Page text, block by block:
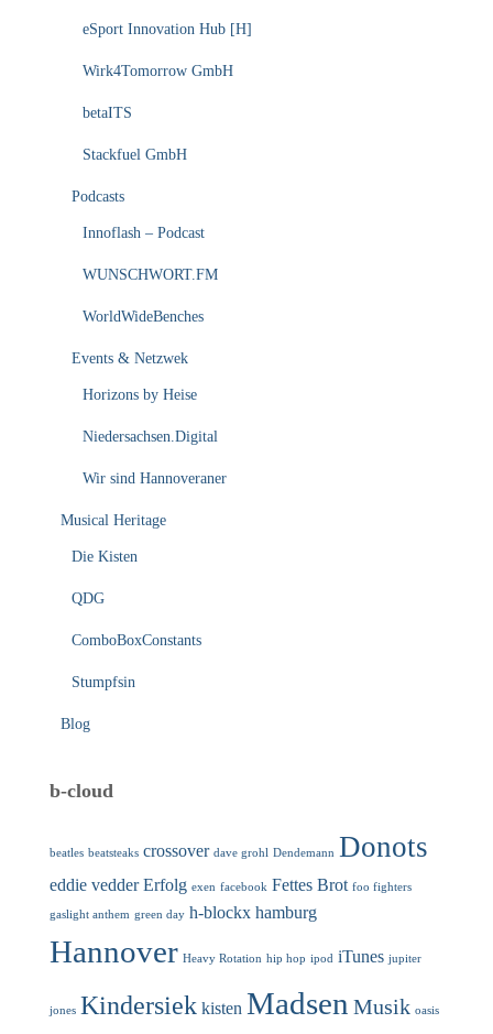
eSport Innovation Hub [H]
Wirk4Tomorrow GmbH
betaITS
Stackfuel GmbH
Podcasts
Innoflash – Podcast
WUNSCHWORT.FM
WorldWideBenches
Events & Netzwek
Horizons by Heise
Niedersachsen.Digital
Wir sind Hannoveraner
Musical Heritage
Die Kisten
QDG
ComboBoxConstants
Stumpfsin
Blog
b-cloud
beatles beatsteaks crossover dave grohl Dendemann Donots
eddie vedder Erfolg exen facebook Fettes Brot foo fighters
gaslight anthem green day h-blockx hamburg
Hannover Heavy Rotation hip hop ipod iTunes jupiter
jones Kindersiek kisten Madsen Musik oasis